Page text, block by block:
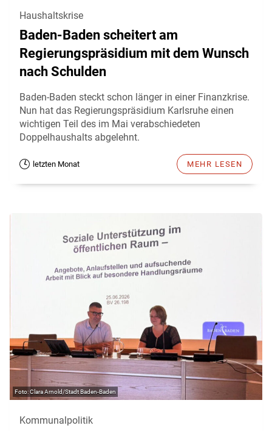
Haushaltskrise
Baden-Baden scheitert am
Regierungspräsidium mit dem Wunsch
nach Schulden
Baden-Baden steckt schon länger in einer Finanzkrise.
Nun hat das Regierungspräsidium Karlsruhe einen
wichtigen Teil des im Mai verabschiedeten
Doppelhaushalts abgelehnt.
letzten Monat MEHR LESEN
Clara Arnold/Stadt Baden-Baden
Kommunalpolitik